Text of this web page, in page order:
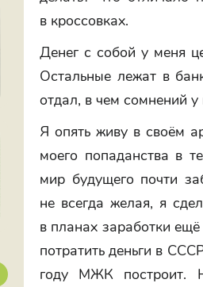
в кроссовках.
Денег с собой у меня
Остальные лежат в
отдал, в чем сомнений
Я опять живу в своём
моего попаданства в
мир будущего почти
не всегда желая, я
в планах заработки
потратить деньги в
году МЖК построит.